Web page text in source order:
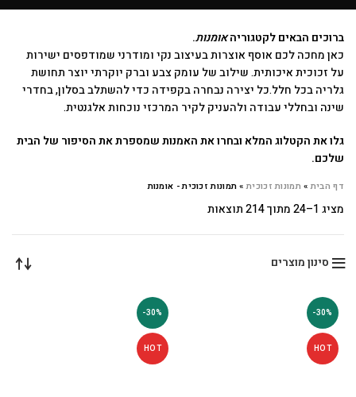
ברוכים הבאים לקטגוריהאומנות.
כאן מחכה לכם אוסף אוצרות בעיצוב נקי ומודרני שמודפסים ישירות
על זכוכית איכותית. שילוב של עומק צבע וברק יוקרתי יוצר תחושת
גלריה בכל חלל.כל יצירה נבחרה בקפידה כדי להשתלב בסלון, בחדרי
שינה ובחללי עבודה ולהעניק לקיר המרכזי נוכחות אלגנטית.
גלו את הקטלוג המלא ובחרו את האמנות שמספרת את הסיפור של הבית
שלכם.
דף הבית» תמונות זכוכית»תמונות זכוכית - אומנות
מציג 1–24 מתוך 214 תוצאות
סינון מוצרים
-30%
HOT
-30%
HOT